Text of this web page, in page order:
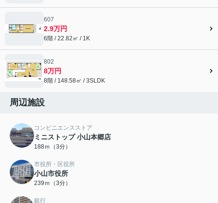
607
2.9万円
6階 / 22.82㎡ / 1K
802
8万円
8階 / 148.58㎡ / 3SLDK
周辺施設
コンビニエンスストア
ミニストップ 小山本郷店
188ｍ（3分）
市役所・区役所
小山市役所
239ｍ（3分）
銀行